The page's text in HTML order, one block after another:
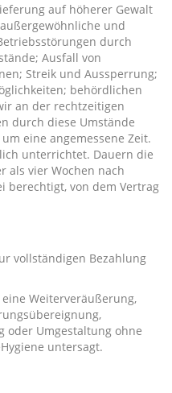
auf höherer Gewalt
und
durch
Ausfall von
Streik und Aussperrung;
behördlichen
an der rechtzeitigen
durch diese Umstände
eine angemessene Zeit.
unterrichtet. Dauern die
als vier Wochen nach
berechtigt, von dem Vertrag
vollständigen Bezahlung
Weiterveräußerung,
oder Umgestaltung ohne
untersagt.